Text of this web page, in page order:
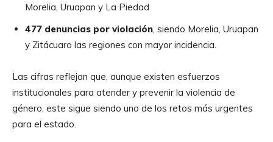
Morelia, Uruapan y La Piedad.
477 denuncias por violación, siendo Morelia, Uruapan
y Zitácuaro las regiones con mayor incidencia.
Las cifras reflejan que, aunque existen esfuerzos
institucionales para atender y prevenir la violencia de
género, este sigue siendo uno de los retos más urgentes
para el estado.